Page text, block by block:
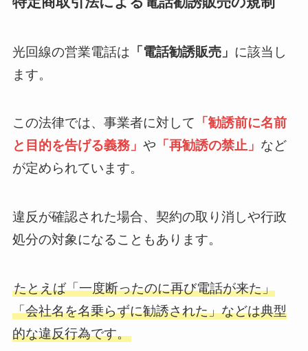
光回線の営業電話は 「電話勧誘販売」 に該当し
ます。
この法律では、事業者に対して 「勧誘前に名前
と目的を告げる義務」 や 「再勧誘の禁止」 など
が定められています。
違反が確認された場合、契約の取り消しや行政
処分の対象になることもあります。
たとえば「一度断ったのに再び電話が来た」
「会社名を名乗らずに勧誘された」などは典型
的な違反行為です。